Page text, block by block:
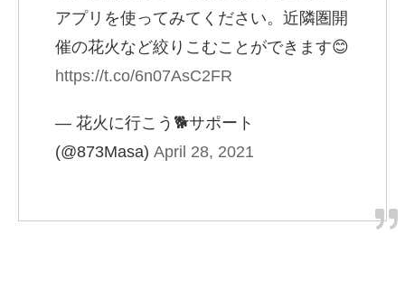
アプリを使ってみてください。近隣圏開
催の花火など絞りこむことができます😊
https://t.co/6n07AsC2FR
— 花火に行こう🐕サポート
(@873Masa) April 28, 2021